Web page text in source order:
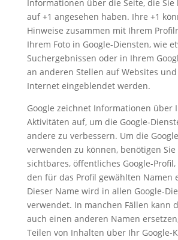
Informationen über die Seite, die Sie
auf +1 angesehen haben. Ihre +1
Hinweise zusammen mit Ihrem
Ihrem Foto in Google-Diensten, wie
Suchergebnissen oder in Ihrem
an anderen Stellen auf Websites
Internet eingeblendet werden.
Google zeichnet Informationen über
Aktivitäten auf, um die Google-
andere zu verbessern. Um die
verwenden zu können, benötigen
sichtbares, öffentliches Google-
den für das Profil gewählten Namen
Dieser Name wird in allen Google-
verwendet. In manchen Fällen kann
auch einen anderen Namen
Teilen von Inhalten über Ihr Google-